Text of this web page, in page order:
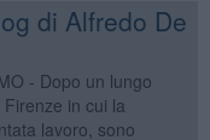
di Alfredo De
- Dopo un lungo
in cui la
lavoro, sono